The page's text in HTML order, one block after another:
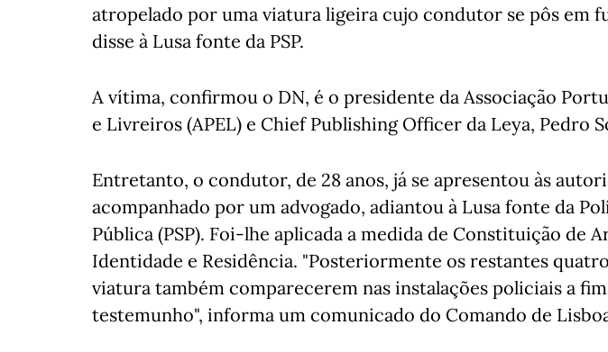
atropelado por uma viatura ligeira cujo condutor se pôs em
disse à Lusa fonte da PSP.
A vítima, confirmou o DN, é o presidente da Associação
e Livreiros (APEL) e Chief Publishing Officer da Leya, Pedro
Entretanto, o condutor, de 28 anos, já se apresentou às
acompanhado por um advogado, adiantou à Lusa fonte da
Pública (PSP). Foi-lhe aplicada a medida de Constituição de
Identidade e Residência. "Posteriormente os restantes
viatura também comparecerem nas instalações policiais a
testemunho", informa um comunicado do Comando de